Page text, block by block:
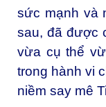
sức mạnh và
sau, đã được
vừa cụ thể
trong hành vi
niềm say mê